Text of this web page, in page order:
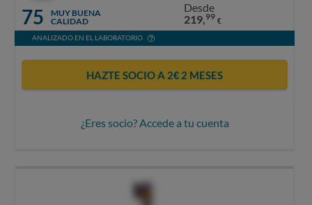
75
MUY BUENA
CALIDAD
Desde
219,99 €
ANALIZADO EN EL LABORATORIO
HAZTE SOCIO A 2€ 2 MESES
¿Eres socio? Accede a tu cuenta